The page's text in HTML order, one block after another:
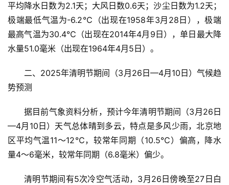
平均降水日数为2.1天；大风日数0.6天；沙尘日数为1.2天；
极端最低气温为-6.2℃（出现在1958年3月28日），极端
最高气温为30.4℃（出现在2014年4月9日），单日最大降
水量51.0毫米（出现在1964年4月5日）。
二、2025年清明节期间（3月26日—4月10日）气候趋
势预测
据目前气象资料分析，预计今年清明节期间（3月26日
—4月10日）天气总体晴到多云，特点是多风少雨，北京地
区平均气温11～12℃，较常年同期（10.5℃）偏高，降水
量4～6毫米，较常年同期（6.8毫米）偏少。
清明节期间有5次冷空气活动，3月26日傍晚至27日白